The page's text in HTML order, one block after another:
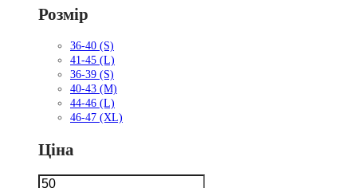
Розмір
36-40 (S)
41-45 (L)
36-39 (S)
40-43 (M)
44-46 (L)
46-47 (XL)
Ціна
Мінімальна